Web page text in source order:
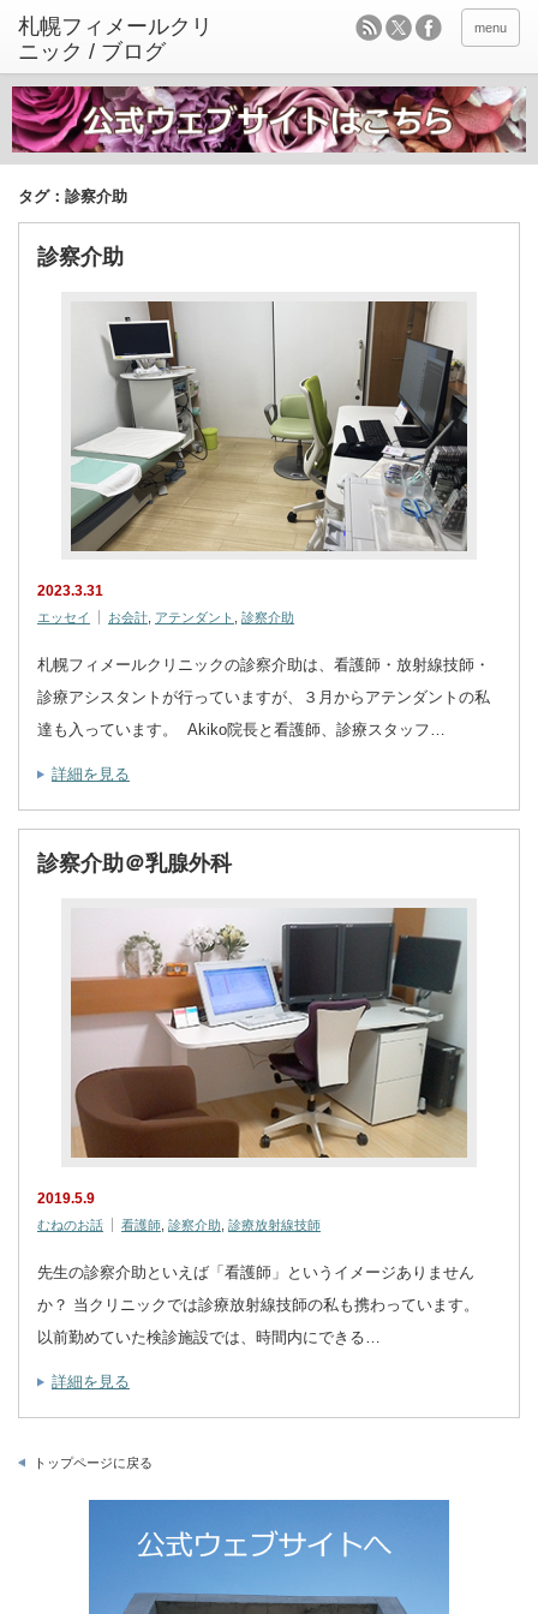
menu
タグ：診察介助
診察介助
2023.3.31
エッセイ お会計 アテンダント 診察介助
札幌フィメールクリニックの診察介助は、看護師・放射線技師・
診療アシスタントが行っていますが、３月からアテンダントの私
達も入っています。 Akiko院長と看護師、診療スタッフ…
詳細を見る
診察介助＠乳腺外科
2019.5.9
むねのお話 看護師 診察介助 診療放射線技師
先生の診察介助といえば「看護師」というイメージありません
か？ 当クリニックでは診療放射線技師の私も携わっています。
以前勤めていた検診施設では、時間内にできる…
詳細を見る
トップページに戻る